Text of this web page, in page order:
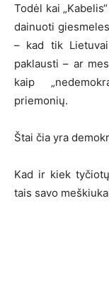
Todėl kai
dainuoti
– kad tik
paklausti – ar
kaip
priemonių.
Štai čia yra
Kad ir kiek
tais savo